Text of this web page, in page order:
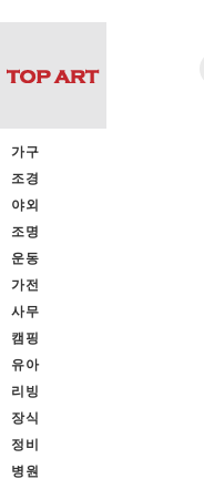
가구
조경
야외
조명
운동
가전
사무
캠핑
유아
리빙
장식
정비
병원